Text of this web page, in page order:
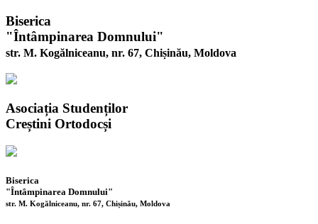
Biserica
"Întâmpinarea Domnului"
str. M. Kogălniceanu, nr. 67, Chișinău, Moldova
Asociația Studenților
Creștini Ortodocși
Biserica
"Întâmpinarea Domnului"
str. M. Kogălniceanu, nr. 67, Chișinău, Moldova